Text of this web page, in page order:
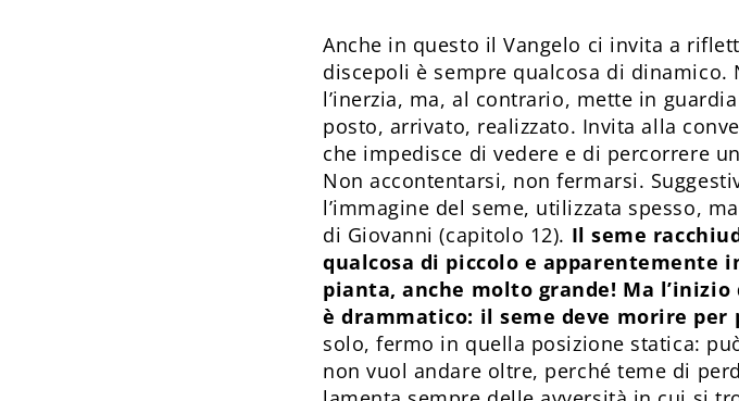
Anche in questo il Vangelo ci invita a
discepoli è sempre qualcosa di
l’inerzia, ma, al contrario, mette in
posto, arrivato, realizzato. Invita alla
che impedisce di vedere e di percorrere
Non accontentarsi, non fermarsi.
l’immagine del seme, utilizzata spesso,
di Giovanni (capitolo 12). Il seme
qualcosa di piccolo e apparentemente
pianta, anche molto grande! Ma
è drammatico: il seme deve morire
solo, fermo in quella posizione statica:
non vuol andare oltre, perché teme di